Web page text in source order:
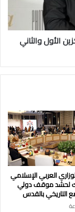
الأول والثاني
العربي الإسلامي
لحشد موقف دولي
التاريخي بالقدس